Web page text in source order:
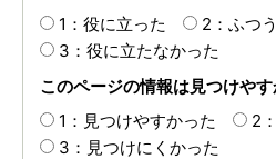
1：役に立った
2：ふつう
3：役に立たなかった
このページの情報は見つけや
1：見つけやすかった
2
3：見つけにくかった